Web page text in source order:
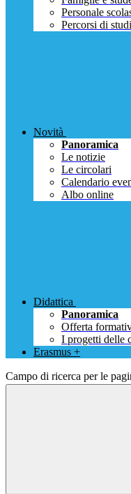
Personale
Percorsi di
Novità
Panoramica
Le notizie
Le circolari
Calendario
Albo online
Didattica
Panoramica
Offerta
I progetti delle
Erasmus +
Campo di ricerca per le